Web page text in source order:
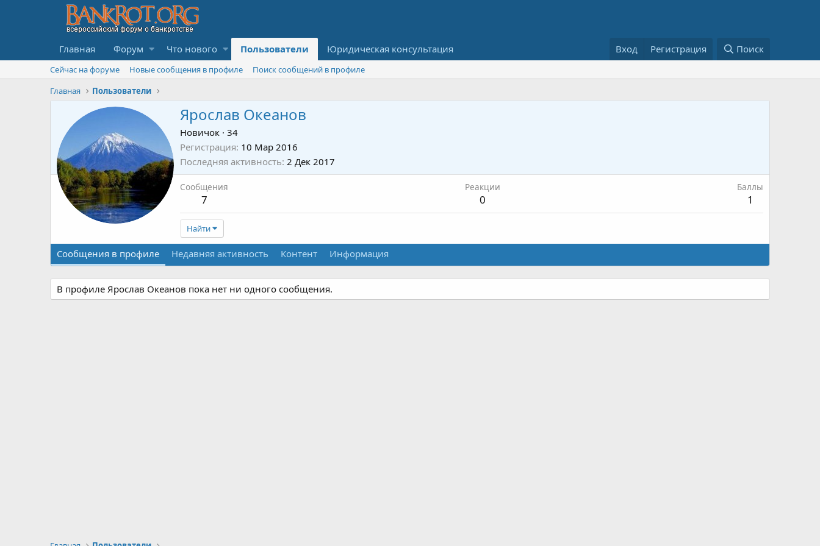
Главная Форум Что нового Пользователи Юридическая консультация Вход Регистрация Поиск
Сейчас на форуме Новые сообщения в профиле
Поиск сообщений в профиле
Главная
Пользователи
Ярослав Океанов
Новичок · 34
Регистрация 10 Мар 2016
Последняя активность 2 Дек 2017
Сообщения
7
Реакции
0
Баллы
1
Найти
Сообщения в профиле Недавняя активность Контент Информация
В профиле Ярослав Океанов пока нет ни одного сообщения.